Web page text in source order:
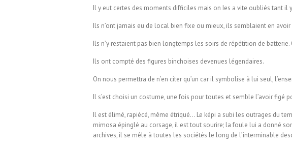
Il y eut certes des moments difficiles mais on Ies a vite oubliés tant il
Ils n’ont jamais eu de local bien fixe ou mieux, ils semblaient en avoir
Ils n’y restaient pas bien longtemps les soirs de répétition de
Ils ont compté des figures binchoises devenues légendaires.
On nous permettra de n’en citer qu’un car il symbolise à lui seul,
Il s’est choisi un costume, une fois pour toutes et semble l’avoir figé
Il est élimé, rapiécé, même étriqué… Le képi a subi les outrages du
mimosa épinglé au corsage, il est tout sourire; la foule lui a donné
archives, il se mêle à toutes les sociétés le long de l’interminable